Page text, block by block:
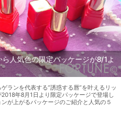
人気色の限定パッケージが8/1よ
ランを代表する”誘惑する唇”を叶えるリッ
年8月1日より限定パッケージで登場し
が上がるパッケージのご紹介と人気の５